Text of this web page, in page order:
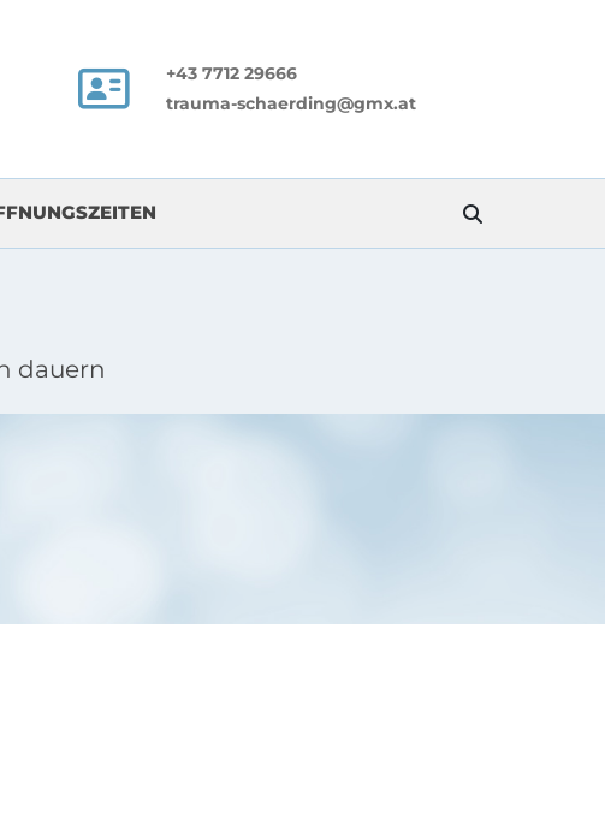

+43 7712 29666
trauma-schaerding@gmx.at
dauern